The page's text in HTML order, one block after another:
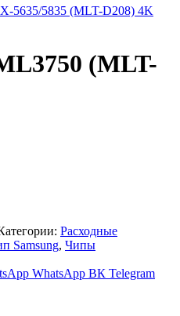
5635/5835 (MLT-D208) 4K
(MLT-
Расходные
Samsung, Чипы
WhatsApp ВК Telegram